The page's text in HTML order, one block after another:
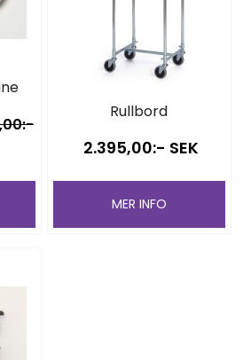
Rullbord
2.395,00:- SEK
MER INFO